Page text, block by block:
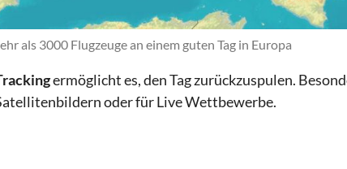
als 3000 Flugzeuge an einem guten Tag in Europa
ermöglicht es, den Tag zurückzuspulen.
oder für Live Wettbewerbe.